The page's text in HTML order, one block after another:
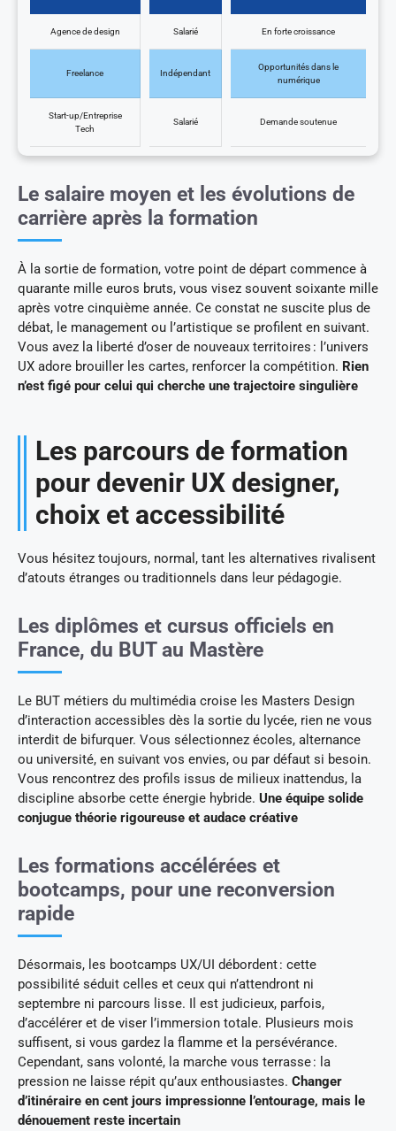
Agence de design Salarié En forte croissance
Freelance Indépendant
Opportunités dans le
numérique
Start-up/Entreprise
Tech
Salarié Demande soutenue
Le salaire moyen et les évolutions de
carrière après la formation
À la sortie de formation, votre point de départ commence à
quarante mille euros bruts, vous visez souvent soixante mille
après votre cinquième année. Ce constat ne suscite plus de
débat, le management ou l’artistique se profilent en suivant.
Vous avez la liberté d’oser de nouveaux territoires : l’univers
UX adore brouiller les cartes, renforcer la compétition. Rien
n’est figé pour celui qui cherche une trajectoire singulière
Les parcours de formation
pour devenir UX designer,
choix et accessibilité
Vous hésitez toujours, normal, tant les alternatives rivalisent
d’atouts étranges ou traditionnels dans leur pédagogie.
Les diplômes et cursus officiels en
France, du BUT au Mastère
Le BUT métiers du multimédia croise les Masters Design
d’interaction accessibles dès la sortie du lycée, rien ne vous
interdit de bifurquer. Vous sélectionnez écoles, alternance
ou université, en suivant vos envies, ou par défaut si besoin.
Vous rencontrez des profils issus de milieux inattendus, la
discipline absorbe cette énergie hybride. Une équipe solide
conjugue théorie rigoureuse et audace créative
Les formations accélérées et
bootcamps, pour une reconversion
rapide
Désormais, les bootcamps UX/UI débordent : cette
possibilité séduit celles et ceux qui n’attendront ni
septembre ni parcours lisse. Il est judicieux, parfois,
d’accélérer et de viser l’immersion totale. Plusieurs mois
suffisent, si vous gardez la flamme et la persévérance.
Cependant, sans volonté, la marche vous terrasse : la
pression ne laisse répit qu’aux enthousiastes. Changer
d’itinéraire en cent jours impressionne l’entourage, mais le
dénouement reste incertain